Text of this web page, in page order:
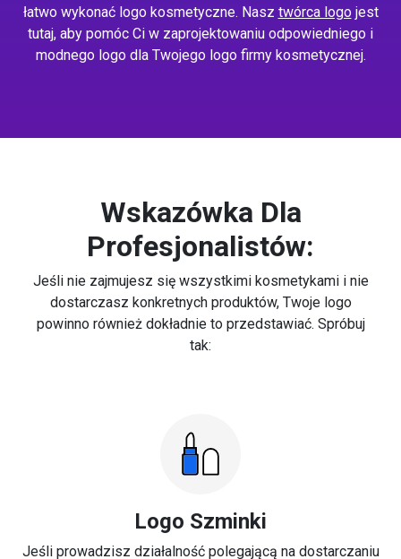
łatwo wykonać logo kosmetyczne. Nasz twórca logojest
tutaj, aby pomóc Ci w zaprojektowaniu odpowiedniego i
modnego logo dla Twojego logo firmy kosmetycznej.
Wskazówka Dla
Profesjonalistów:
Jeśli nie zajmujesz się wszystkimi kosmetykami i nie
dostarczasz konkretnych produktów, Twoje logo
powinno również dokładnie to przedstawiać. Spróbuj
tak:
Logo Szminki
Jeśli prowadzisz działalność polegającą na dostarczaniu